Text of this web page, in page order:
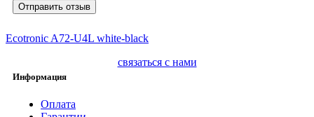
Отправить отзыв
Ecotronic A72-U4L white-black
связаться с нами
Информация
Оплата